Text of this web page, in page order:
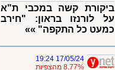
ביקורת קשה במכבי ת"א
על לורנזו בראון: "חירב
כמעט כל התקפה" »»
17/05/24 19:24
8.77% מהצפיות